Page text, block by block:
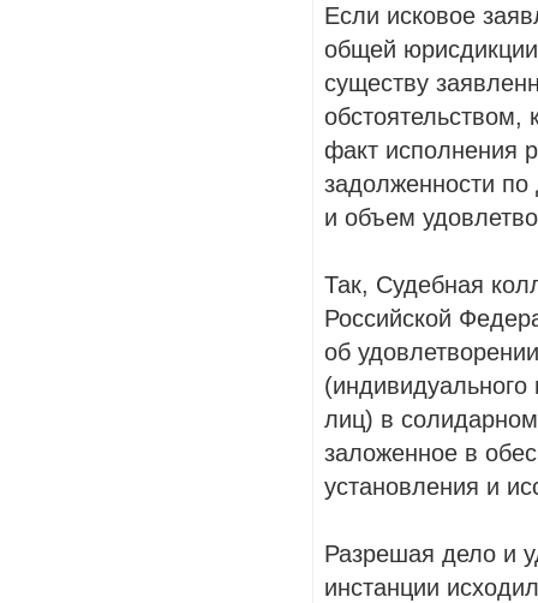
Если исковое
общей
существу
обстоятельством,
факт исполнения
задолженности по
и объем
Так, Судебная
Российской
об
лиц) в
заложенное в
установления и
Разрешая дело и
инстанции